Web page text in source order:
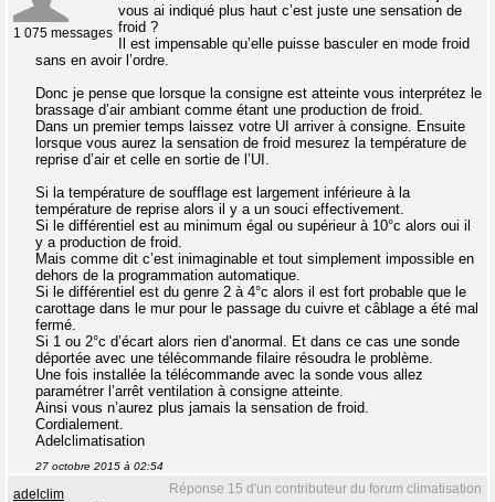
1 075 messages
vous ai indiqué plus haut c’est juste une sensation de
froid ?
Il est impensable qu’elle puisse basculer en mode froid
sans en avoir l’ordre.
Donc je pense que lorsque la consigne est atteinte vous interprétez le
brassage d’air ambiant comme étant une production de froid.
Dans un premier temps laissez votre UI arriver à consigne. Ensuite
lorsque vous aurez la sensation de froid mesurez la température de
reprise d’air et celle en sortie de l’UI.
Si la température de soufflage est largement inférieure à la
température de reprise alors il y a un souci effectivement.
Si le différentiel est au minimum égal ou supérieur à 10°c alors oui il
y a production de froid.
Mais comme dit c’est inimaginable et tout simplement impossible en
dehors de la programmation automatique.
Si le différentiel est du genre 2 à 4°c alors il est fort probable que le
carottage dans le mur pour le passage du cuivre et câblage a été mal
fermé.
Si 1 ou 2°c d’écart alors rien d’anormal. Et dans ce cas une sonde
déportée avec une télécommande filaire résoudra le problème.
Une fois installée la télécommande avec la sonde vous allez
paramétrer l’arrêt ventilation à consigne atteinte.
Ainsi vous n’aurez plus jamais la sensation de froid.
Cordialement.
Adelclimatisation
27 octobre 2015 à 02:54
Réponse 15 d'un contributeur du forum climatisation
adelclim